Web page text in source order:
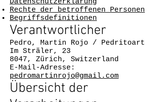
Datenschutzerklärung
Rechte der betroffenen Personen
Begriffsdefinitionen
Verantwortlicher
Pedro, Martin Rojo / Pedritoart
Im Sträler, 23
8047, Zürich, Switzerland
E-Mail-Adresse:
pedromartinrojo@gmail.com
Übersicht der